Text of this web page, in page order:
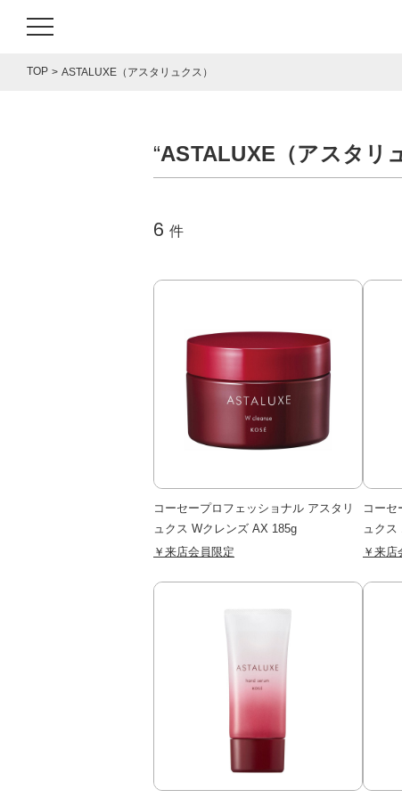
TOP ASTALUXE（アスタリュクス）
“ASTALUXE（アスタリ
6 件
コーセープロフェッショナル アスタリ
ュクス Wクレンズ AX 185g
￥来店会員限定
コーセ
ュクス
￥来